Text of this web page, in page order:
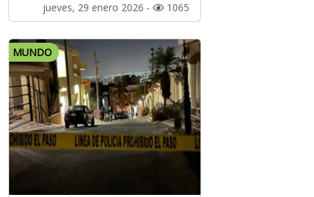
jueves, 29 enero 2026 - 1065
MUNDO